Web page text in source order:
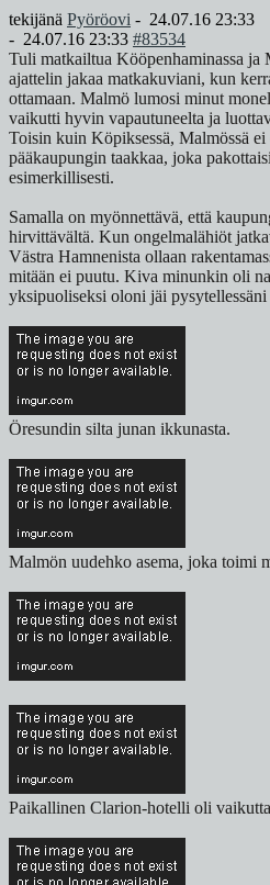
tekijänä Pyöröovi - 24.07.16 23:33
- 24.07.16 23:33 #83534
Tuli matkailtua Kööpenhaminassa ja
ajattelin jakaa matkakuviani, kun
ottamaan. Malmö lumosi minut
vaikutti hyvin vapautuneelta ja
Toisin kuin Köpiksessä, Malmössä
pääkaupungin taakkaa, joka
esimerkillisesti.
Samalla on myönnettävä, että
hirvittävältä. Kun ongelmalähiöt
Västra Hamnenista ollaan
mitään ei puutu. Kiva minunkin oli
yksipuoliseksi oloni jäi pysytellessäni
Öresundin silta junan ikkunasta.
Malmön uudehko asema, joka toimi
Paikallinen Clarion-hotelli oli